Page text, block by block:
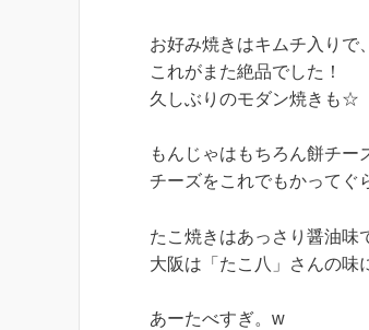
お好み焼きはキムチ入りで
これがまた絶品でした！
久しぶりのモダン焼きも☆
もんじゃはもちろん餅チー
チーズをこれでもかってぐ
たこ焼きはあっさり醤油味
大阪は「たこ八」さんの
あーたべすぎ。w